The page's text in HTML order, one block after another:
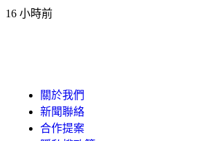
16 小時前
關於我們
新聞聯絡
合作提案